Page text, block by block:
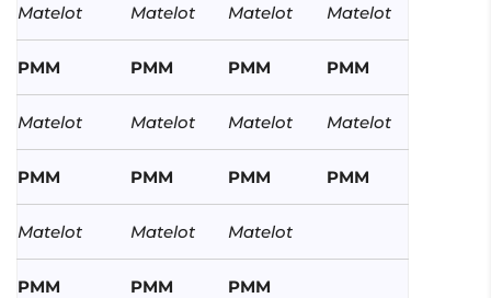
Matelot Matelot Matelot Matelot
PMM PMM PMM PMM
Matelot Matelot Matelot Matelot
PMM PMM PMM PMM
Matelot Matelot Matelot
PMM PMM PMM